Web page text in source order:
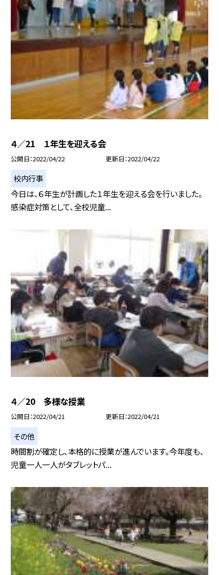
４／21 １年生を迎える会
公開日 2022/04/22 更新日 2022/04/22
校内行事
今日は、６年生が計画した１年生を迎える会を行いました。
感染症対策として、全校児童...
４／20 多様な授業
公開日 2022/04/21 更新日 2022/04/21
その他
時間割が確定し、本格的に授業が進んでいます。今年度も、
児童一人一人がタブレットパ...